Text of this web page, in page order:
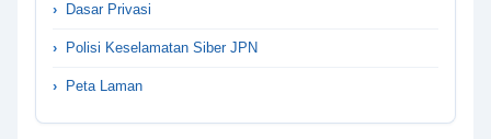
Dasar Privasi
Polisi Keselamatan Siber JPN
Peta Laman